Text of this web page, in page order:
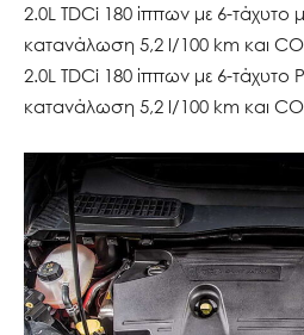
2.0L TDCi 180 ίππων με 6-τάχυτο
κατανάλωση 5,2 l/100 km και
2.0L TDCi 180 ίππων με 6-τάχυτο
κατανάλωση 5,2 l/100 km και